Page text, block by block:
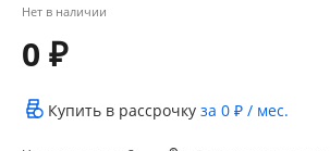
Нет в наличии
0 ₽
Купить в рассрочку за 0 ₽ / мес.